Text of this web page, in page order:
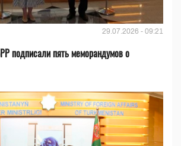
29.07.2026 - 09:21
подписали пять меморандумов о